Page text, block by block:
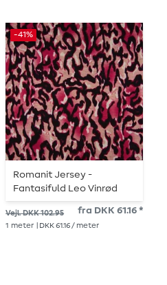
-41%
Romanit Jersey -
Fantasifuld Leo Vinrød
Vejl. DKK 102.95 fra DKK 61.16 *
1 meter | DKK 61.16 / meter